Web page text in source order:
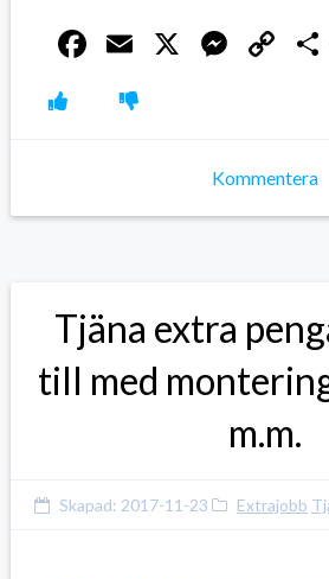
Facebook
Email
X
Kommentera
Tjäna extra
till med
m.m.
Skapad: 2017-11-23 Extrajobb